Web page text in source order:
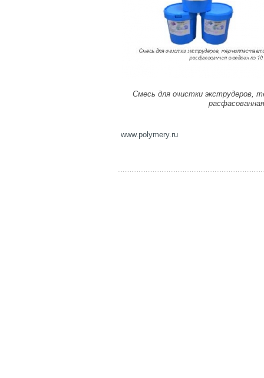
Смесь для очистки экструдеров,
www.polymery.ru